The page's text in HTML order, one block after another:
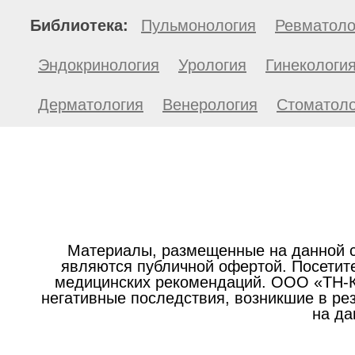
Библиотека: Пульмонология
Эндокринология Урология
Дерматология Венерология
Материалы, размещенные на данной
являются публичной офертой.
медицинских рекомендаций. ООО «ТН-
негативные последствия, возникшие в
на